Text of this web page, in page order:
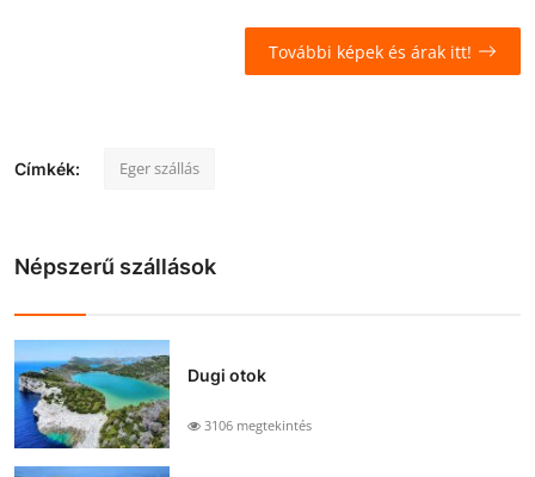
További képek és árak itt!
Címkék: Eger szállás
Népszerű szállások
Dugi otok
3106 megtekintés